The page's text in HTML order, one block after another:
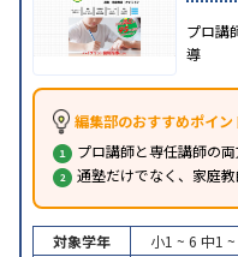
プロ講
導
編集部のおすすめポイン
プロ講師と専任講師の
通塾だけでなく、家庭
対象学年 小1 ~ 6 中1